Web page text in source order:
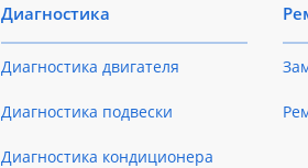
Диагностика
Диагностика двигателя
Диагностика подвески
Диагностика кондиционера